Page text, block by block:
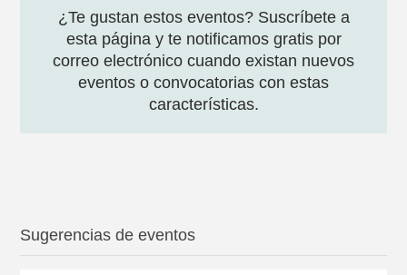
¿Te gustan estos eventos? Suscríbete a
esta página y te notificamos gratis por
correo electrónico cuando existan nuevos
eventos o convocatorias con estas
características.
Sugerencias de eventos